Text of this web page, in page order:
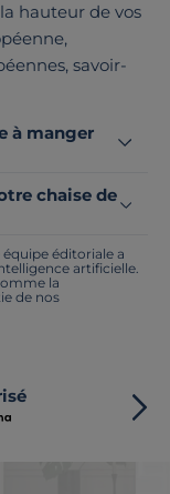
hauteur de vos
savoir-
à manger
chaise de
éditoriale a
artificielle.
la
de nos